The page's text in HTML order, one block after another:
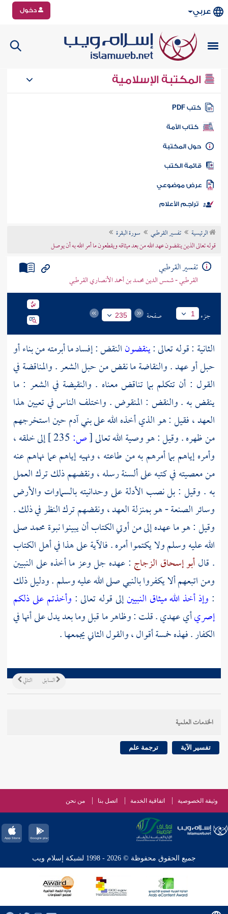
عربي دخول
المكتبة الإسلامية
كتب PDF
كتاب الأمة
المكتبة
الكتب
موضوعي
تراجم الأعلام
الرئيسية تفسير القرطبي
سورة البقرة
قوله تعالى الذين ينقضون عهد الله من بعد ميثاقه ويقطعون ما أمر الله به أن يوصل
تفسير القرطبي
القرطبي - شمس الدين محمد بن أحمد الأنصاري القرطبي
جزء 1 صفحة 235
الثانية : قوله تعالى :ينقضونالنقض : إفساد ما أبرمته من بناء أو
حبل أو عهد . والنقاضة ما نقض من حبل الشعر . والمناقضة في
القول : أن تتكلم بما تناقض معناه . والنقيضة في الشعر : ما
ينقض به . والنقض : المنقوض . واختلف الناس في تعيين هذا
العهد ، فقيل : هو الذي أخذه الله على بنيآدمحين استخرجهم
من ظهره . وقيل : هو وصية الله تعالى[ص:
إلى خلقه ،
وأمره إياهم بما أمرهم به من طاعته ، ونهيه إياهم عما نهاهم عنه
من معصيته في كتبه على ألسنة رسله ، ونقضهم ذلك ترك العمل
به . وقيل : بل نصب الأدلة على وحدانيته بالسماوات والأرض
وسائر الصنعة - هو بمنزلة العهد ، ونقضهم ترك النظر في ذلك .
وقيل : هو ما عهده إلى من أوتي الكتاب أن يبينوا نبوةمحمدصلى
الله عليه وسلم ولا يكتموا أمره . فالآية على هذا فيأهل الكتاب
. قالأبو إسحاق الزجاج : عهده جل وعز ما أخذه على النبيين
ومن اتبعهم ألا يكفروا بالنبي صلى الله عليه وسلم . ودليل ذلك
: وإذ أخذ الله ميثاق النبيينإلى قوله تعالى : وأخذتم على ذلكم
إصريأي عهدي . قلت : وظاهر ما قبل وما بعد يدل على أنها في
الكفار . فهذه خمسة أقوال ، والقول الثاني يجمعها .
التالي السابق
الخدمات العلمية
تفسير الآية ترجمة علم
وثيقة الخصوصية اتفاقية الخدمة اتصل بنا من نحن
جميع الحقوق محفوظة © 2026 - 1998 لشبكة إسلام ويب